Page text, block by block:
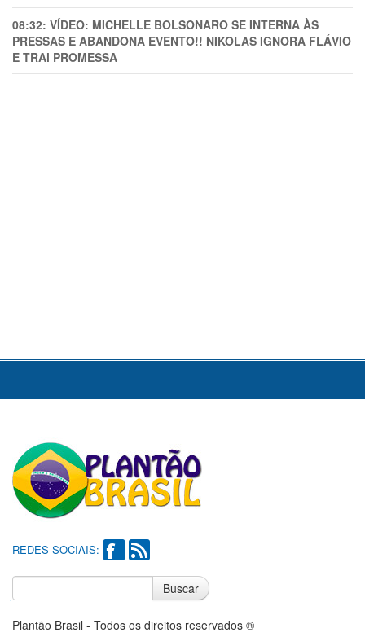
08:32: VÍDEO: MICHELLE BOLSONARO SE INTERNA ÀS
PRESSAS E ABANDONA EVENTO!! NIKOLAS IGNORA FLÁVIO
E TRAl PROMESSA
REDES SOCIAIS:
Buscar
Plantão Brasil - Todos os direitos reservados ®